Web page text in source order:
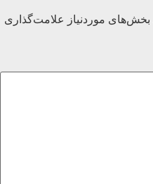
بخش‌های موردنیاز علامت‌گذاری